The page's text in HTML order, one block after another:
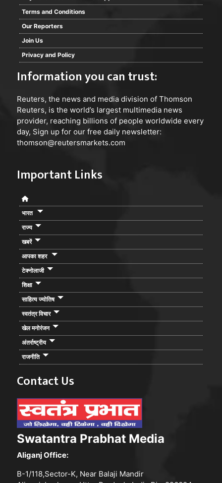
Terms and Conditions
Our Reporters
Join Us
Privacy and Policy
Information you can trust:
Reuters, the news and media division of Thomson
Reuters, is the world’s largest multimedia news
provider, reaching billions of people worldwide every
day, Sign up for our free daily newsletter:
thomson@reutersmarkets.com
Important Links
भारत
राज्य
खबरें
आपका शहर
टेक्नोलाजी
शिक्षा
साहित्य ज्योतिष
स्वतंत्र विचार
खेल मनोरंजन
अंतर्राष्ट्रीय
राजनीति
Contact Us
Swatantra Prabhat Media
Aliganj Office:
B-1/118,Sector-K, Near Balaji Mandir